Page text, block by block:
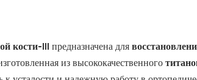
кости-III предназначена для
из высококачественного